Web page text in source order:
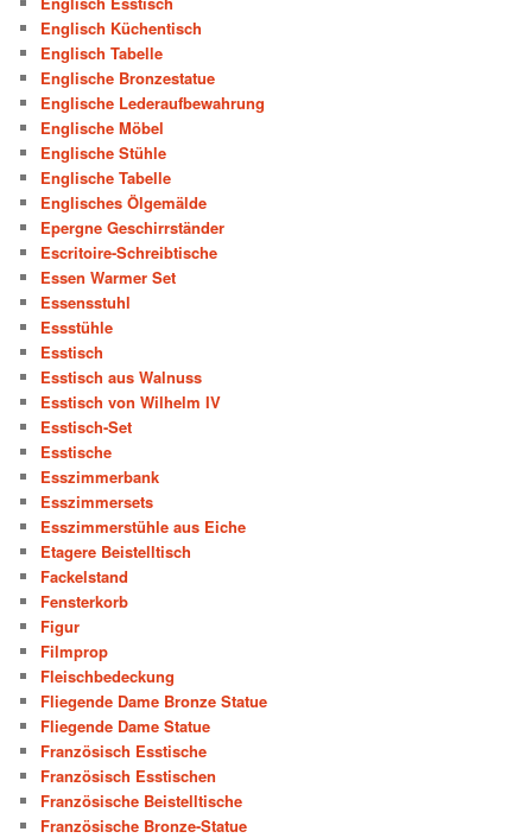
Englisch Küchentisch
Englisch Tabelle
Englische Bronzestatue
Englische Lederaufbewahrung
Englische Möbel
Englische Stühle
Englische Tabelle
Englisches Ölgemälde
Epergne Geschirrständer
Escritoire-Schreibtische
Essen Warmer Set
Essensstuhl
Essstühle
Esstisch
Esstisch aus Walnuss
Esstisch von Wilhelm IV
Esstisch-Set
Esstische
Esszimmerbank
Esszimmersets
Esszimmerstühle aus Eiche
Etagere Beistelltisch
Fackelstand
Fensterkorb
Figur
Filmprop
Fleischbedeckung
Fliegende Dame Bronze Statue
Fliegende Dame Statue
Französisch Esstische
Französisch Esstischen
Französische Beistelltische
Französische Bronze-Statue